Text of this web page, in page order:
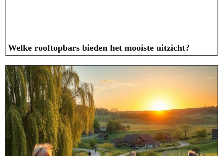
Welke rooftopbars bieden het mooiste uitzicht?